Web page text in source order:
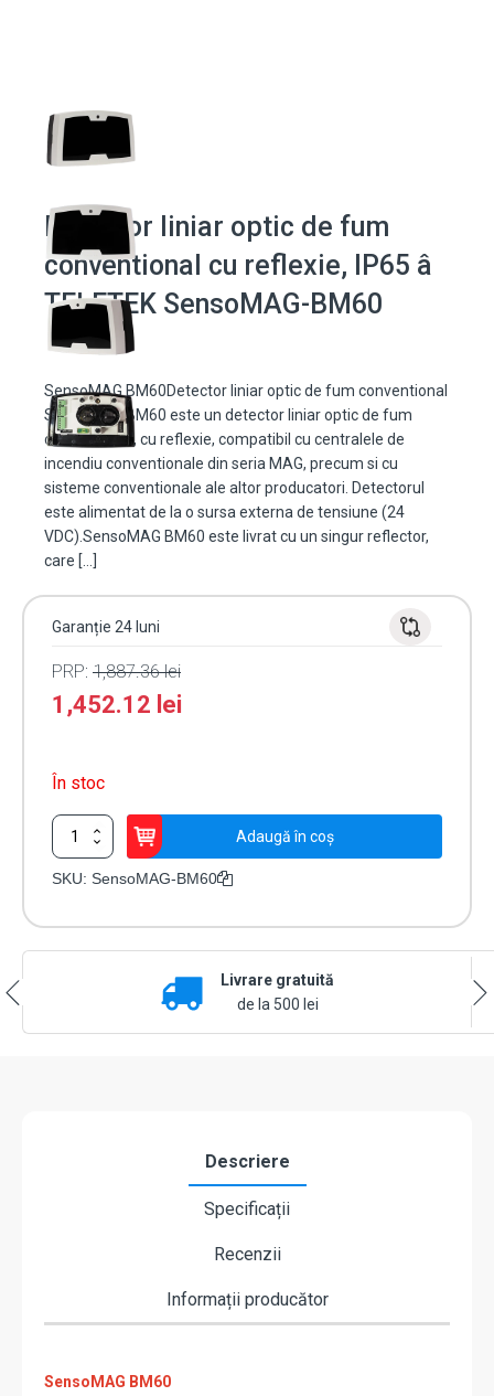
Detector liniar optic de fum
conventional cu reflexie, IP65 â
TELETEK SensoMAG-BM60
SensoMAG BM60Detector liniar optic de fum conventional
SensoMAG BM60 este un detector liniar optic de fum
conventional, cu reflexie, compatibil cu centralele de
incendiu conventionale din seria MAG, precum si cu
sisteme conventionale ale altor producatori. Detectorul
este alimentat de la o sursa externa de tensiune (24
VDC).SensoMAG BM60 este livrat cu un singur reflector,
care […]
Garanție 24 luni
PRP: 1,887.36lei
1,452.12 lei
În stoc
Cantitate
Detector
liniar
Adaugă în coș
SKU: SensoMAG-BM60
Livrare gratuită
de la 500 lei
Descriere
Specificații
Recenzii
Informații producător
SensoMAG BM60